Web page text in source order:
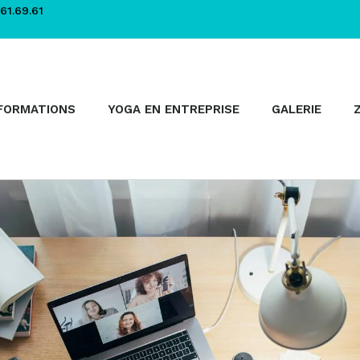
YOGA EN ENTREPRISE GALERIE